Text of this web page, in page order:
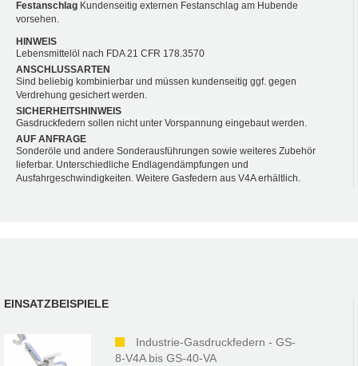
Festanschlag Kundenseitig externen Festanschlag am Hubende
vorsehen.
HINWEIS
Lebensmittelöl nach FDA 21 CFR 178.3570
ANSCHLUSSARTEN
Sind beliebig kombinierbar und müssen kundenseitig ggf. gegen
Verdrehung gesichert werden.
SICHERHEITSHINWEIS
Gasdruckfedern sollen nicht unter Vorspannung eingebaut werden.
AUF ANFRAGE
Sonderöle und andere Sonderausführungen sowie weiteres Zubehör
lieferbar. Unterschiedliche Endlagendämpfungen und
Ausfahrgeschwindigkeiten. Weitere Gasfedern aus V4A erhältlich.
EINSATZBEISPIELE
Industrie-Gasdruckfedern - GS-
8-V4A bis GS-40-VA